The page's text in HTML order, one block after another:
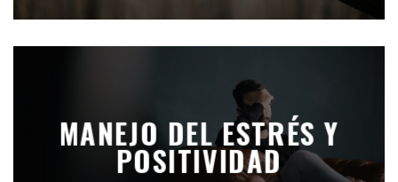
MANEJO DEL ESTRÉS Y
POSITIVIDAD